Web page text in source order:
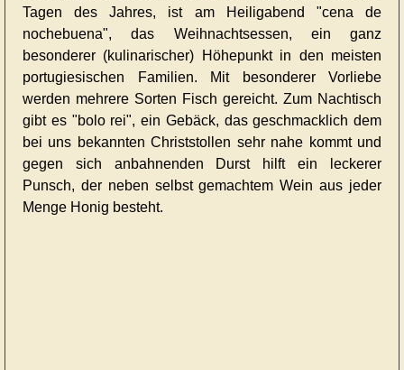
Tagen des Jahres, ist am Heiligabend "cena de
nochebuena", das Weihnachtsessen, ein ganz
besonderer (kulinarischer) Höhepunkt in den meisten
portugiesischen Familien. Mit besonderer Vorliebe
werden mehrere Sorten Fisch gereicht. Zum Nachtisch
gibt es "bolo rei", ein Gebäck, das geschmacklich dem
bei uns bekannten Christstollen sehr nahe kommt und
gegen sich anbahnenden Durst hilft ein leckerer
Punsch, der neben selbst gemachtem Wein aus jeder
Menge Honig besteht.